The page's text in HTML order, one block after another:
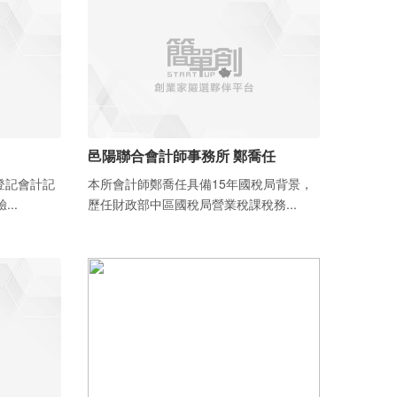
記會計記
...
邑陽聯合會計師事務所 鄭喬任
本所會計師鄭喬任具備15年國稅局背景，
歷任財政部中區國稅局營業稅課稅務...